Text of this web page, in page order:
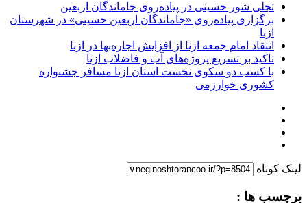
تجلی شور حسینی در پیاده‌روی جاماندگان اربعین
برگزاری پیاده‌روی «جاماندگان اربعین حسینی» در شهرستان
ازنا
انتقاد امام جمعه ازنا از افزایش اجاره‌بها در ازنا
تاکید بر تسریع پروژه‌های آب و فاضلاب ازنا
با کسب دو سکوی نخست استان ازنا مسافر جشنواره
کشوری خوارزمی
لینک کوتاه
برچسب ها :